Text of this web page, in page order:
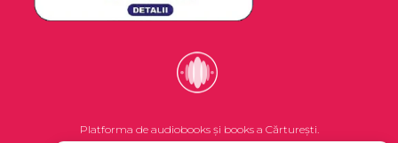
Platforma de audiobooks și books a Cărturești.